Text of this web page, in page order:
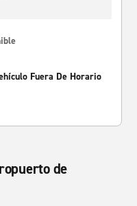
Fuera De Horario
de